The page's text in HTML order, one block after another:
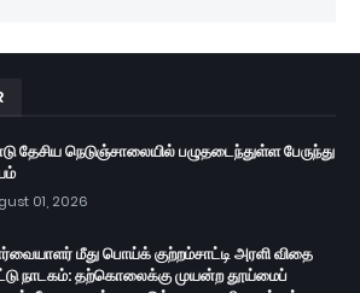
தேசிய நெடுஞ்சாலையில் பழுதடைந்துள்ள பேருந்து
01, 2026
மீது பொய்க் குற்றம்சாட்டி அரளி விதை
நாடகம்: தற்கொலைக்கு முயன்ற தூய்மைப்